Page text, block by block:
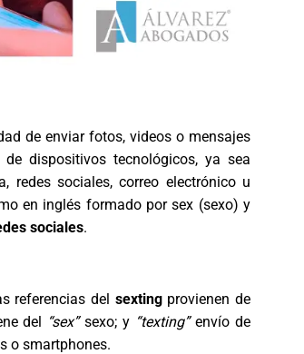
de enviar fotos, videos o mensajes
dispositivos tecnológicos, ya sea
redes sociales, correo electrónico u
en inglés formado por sex (sexo) y
sociales.
referencias del sextingprovienen de
del “sex”sexo; y “texting”envío de
o smartphones.